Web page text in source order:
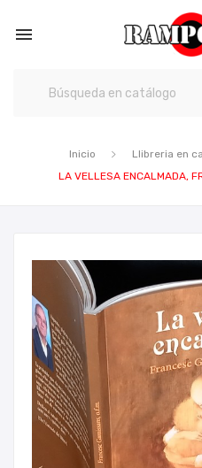

Inicio Llibreria en
LA VELLESA ENCALMADA,